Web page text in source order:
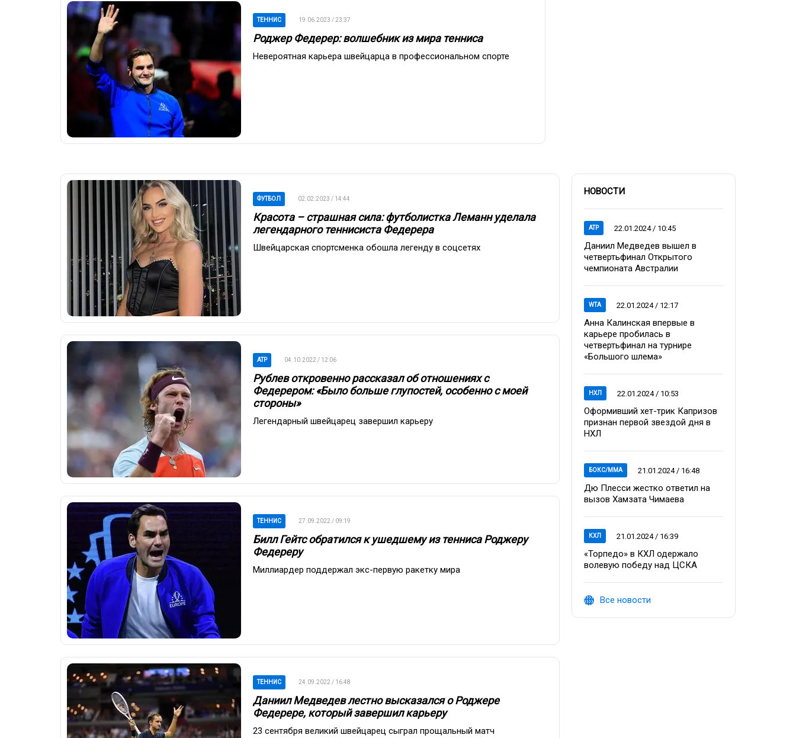
ТЕННИС 19.06.2023 / 23:37
Роджер Федерер: волшебник из мира тенниса
Невероятная карьера швейцарца в профессиональном спорте
ФУТБОЛ 02.02.2023 / 14:44
Красота – страшная сила: футболистка Леманн уделала
легендарного теннисиста Федерера
Швейцарская спортсменка обошла легенду в соцсетях
ATP 04.10.2022 / 12:06
Рублев откровенно рассказал об отношениях с
Федерером: «Было больше глупостей, особенно с моей
стороны»
Легендарный швейцарец завершил карьеру
ТЕННИС 27.09.2022 / 09:19
Билл Гейтс обратился к ушедшему из тенниса Роджеру
Федереру
Миллиардер поддержал экс-первую ракетку мира
ТЕННИС 24.09.2022 / 16:48
Даниил Медведев лестно высказался о Роджере
Федерере, который завершил карьеру
23 сентября великий швейцарец сыграл прощальный матч
НОВОСТИ
ATP 22.01.2024 / 10:45
Даниил Медведев вышел в
четвертьфинал Открытого
чемпионата Австралии
WTA 22.01.2024 / 12:17
Анна Калинская впервые в
карьере пробилась в
четвертьфинал на турнире
«Большого шлема»
НХЛ 22.01.2024 / 10:53
Оформивший хет-трик Капризов
признан первой звездой дня в
НХЛ
БОКС/ММА 21.01.2024 / 16:48
Дю Плесси жестко ответил на
вызов Хамзата Чимаева
КХЛ 21.01.2024 / 16:39
«Торпедо» в КХЛ одержало
волевую победу над ЦСКА
Все новости